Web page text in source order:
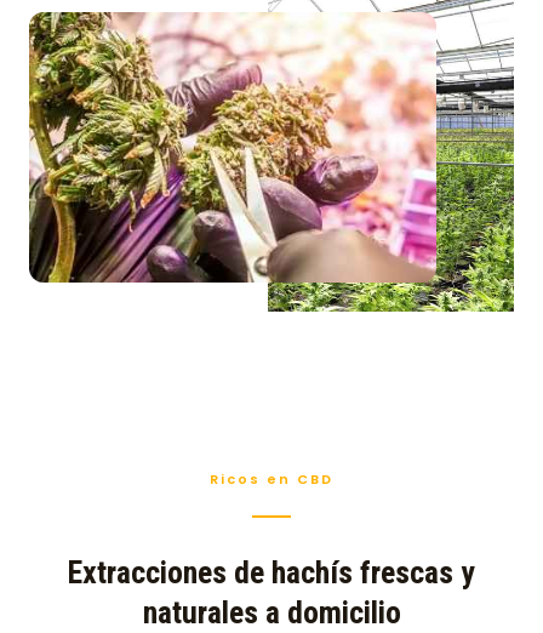
Ricos en CBD
Extracciones de hachís frescas y
naturales a domicilio